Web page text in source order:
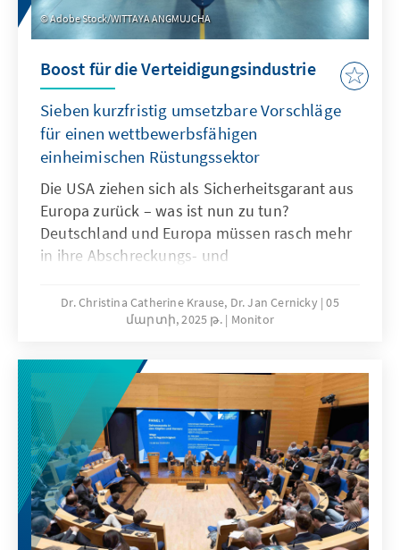
Adobe Stock/WITTAYA ANGMUJCHA
Boost für die Verteidigungsindustrie
Sieben kurzfristig umsetzbare Vorschläge
für einen wettbewerbsfähigen
einheimischen Rüstungssektor
Die USA ziehen sich als Sicherheitsgarant aus
Europa zurück – was ist nun zu tun?
Deutschland und Europa müssen rasch mehr
in ihre Abschreckungs- und
verfügt Deutschland in vielen Sektoren, die
für die Produktion von Rüstungsgütern
Know-how und über beispiellose
Produktionsnetzwerke. Zur gleichen Zeit
befinden sich viele dieser Sektoren aktuell in
der Krise und verfügen über freie Kapazitäten.
Die Studie unterbreitet Vorschläge, wie diese
Potenziale schnell und effektiv gehoben
werden können.
Dr. Christina Catherine Krause, Dr. Jan Cernicky 05
մարտի, 2025 թ.
Monitor